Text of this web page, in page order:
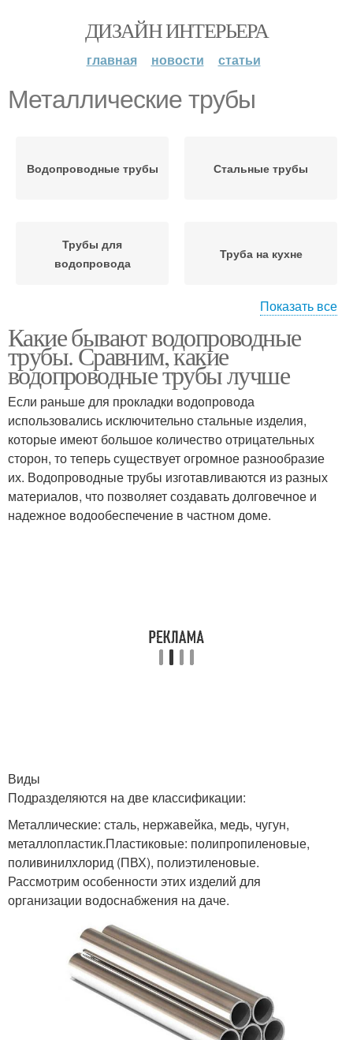
ДИЗАЙН ИНТЕРЬЕРА
главная новости статьи
Металлические трубы
Водопроводные трубы Стальные трубы
Трубы для
водопровода
Труба на кухне
Газовая труба Трубы на кухне
Трубы с помощью
Показать все
Какие бывают водопроводные
трубы. Сравним, какие
водопроводные трубы лучше
Если раньше для прокладки водопровода
использовались исключительно стальные изделия,
которые имеют большое количество отрицательных
сторон, то теперь существует огромное разнообразие
их. Водопроводные трубы изготавливаются из разных
материалов, что позволяет создавать долговечное и
надежное водообеспечение в частном доме.
Виды
Подразделяются на две классификации:
Металлические: сталь, нержавейка, медь, чугун,
металлопластик.Пластиковые: полипропиленовые,
поливинилхлорид (ПВХ), полиэтиленовые.
Рассмотрим особенности этих изделий для
организации водоснабжения на даче.